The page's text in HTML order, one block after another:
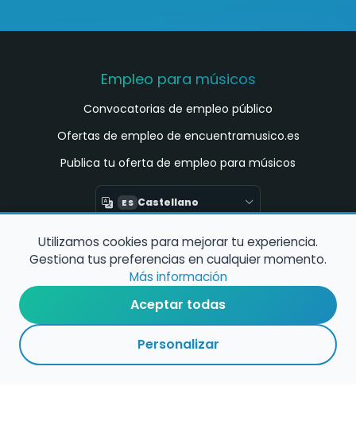
Empleo para músicos
Convocatorias de empleo público
Ofertas de empleo de encuentramusico.es
Publica tu oferta de empleo para músicos
ES Castellano
Encuentra Músico
Buscador de Músicos
Encuentra Pianista Acompañante
Asesoría para músicos y docentes
Utilizamos cookies para mejorar tu experiencia.
Gestiona tus preferencias en cualquier momento.
Más información
Aceptar todas
Personalizar